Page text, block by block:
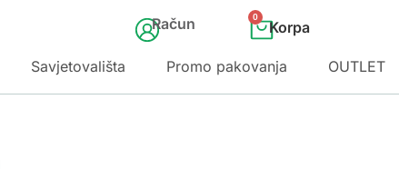
Račun 0
Savjetovališta Promo pakovanja OUTLET